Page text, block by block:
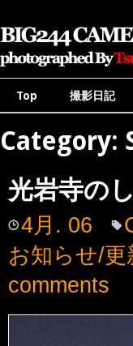
Top 撮影日記
Category:
光岩寺の
4月. 06
お知らせ/更
comments